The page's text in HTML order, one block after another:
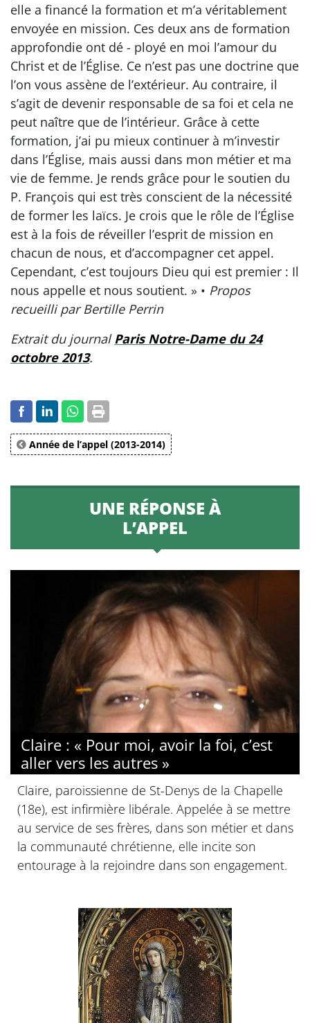
elle a financé la formation et m’a véritablement
envoyée en mission. Ces deux ans de formation
approfondie ont dé - ployé en moi l’amour du
Christ et de l’Église. Ce n’est pas une doctrine que
l’on vous assène de l’extérieur. Au contraire, il
s’agit de devenir responsable de sa foi et cela ne
peut naître que de l’intérieur. Grâce à cette
formation, j’ai pu mieux continuer à m’investir
dans l’Église, mais aussi dans mon métier et ma
vie de femme. Je rends grâce pour le soutien du
P. François qui est très conscient de la nécessité
de former les laïcs. Je crois que le rôle de l’Église
est à la fois de réveiller l’esprit de mission en
chacun de nous, et d’accompagner cet appel.
Cependant, c’est toujours Dieu qui est premier : Il
nous appelle et nous soutient. » • Propos
recueilli par Bertille Perrin
Extrait du journalParis Notre-Dame du 24
octobre 2013.
Année de l’appel (2013-2014)
UNE RÉPONSE À
L’APPEL
Claire : « Pour moi, avoir la foi, c’est
aller vers les autres »
Claire, paroissienne de St-Denys de la Chapelle
(18e), est infirmière libérale. Appelée à se mettre
au service de ses frères, dans son métier et dans
la communauté chrétienne, elle incite son
entourage à la rejoindre dans son engagement.